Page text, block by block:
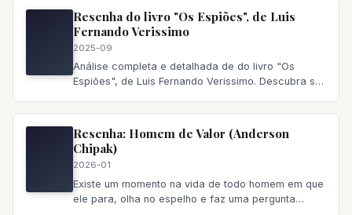
Resenha do livro "Os Espiões", de Luis
Fernando Verissimo
2025-09
Análise completa e detalhada de do livro "Os
Espiões", de Luis Fernando Verissimo. Descubra se
Resenha: Homem de Valor (Anderson
Chipak)
2026-01
Existe um momento na vida de todo homem em que
ele para, olha no espelho e faz uma pergunta